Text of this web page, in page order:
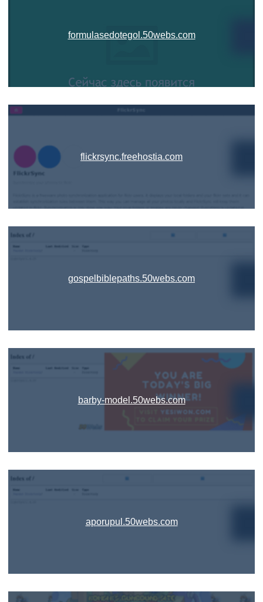
formulasedotegol.50webs.com
flickrsync.freehostia.com
gospelbiblepaths.50webs.com
barby-model.50webs.com
aporupul.50webs.com